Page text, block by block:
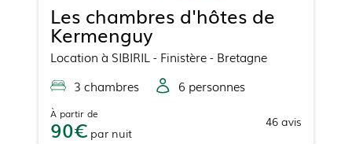
Les chambres d'hôtes de
Kermenguy
Location à SIBIRIL - Finistère - Bretagne
3 chambres 6 personnes
À partir de
90 par nuit
46 avis